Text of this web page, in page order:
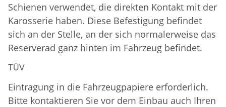
Schienen verwendet, die direkten Kontakt mit der
Karosserie haben. Diese Befestigung befindet
sich an der Stelle, an der sich normalerweise das
Reserverad ganz hinten im Fahrzeug befindet.
TÜV
Eintragung in die Fahrzeugpapiere erforderlich.
Bitte kontaktieren Sie vor dem Einbau auch Ihren